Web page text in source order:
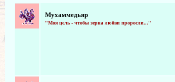
Мухаммедьяр
"Моя цель - чтобы зерна любви проросли..."